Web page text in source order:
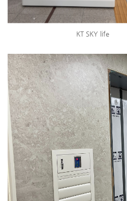
KT SKY life